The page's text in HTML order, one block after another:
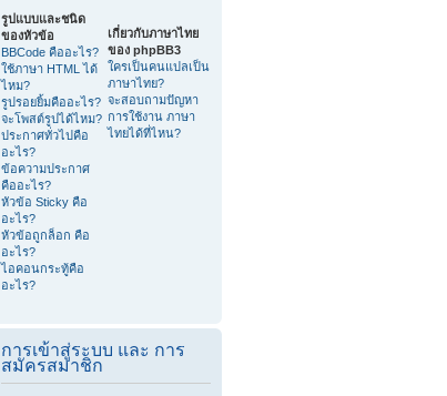
รูปแบบและชนิด
ของหัวข้อ
BBCode คืออะไร?
ใช้ภาษา HTML ได้
ไหม?
รูปรอยยิ้มคืออะไร?
จะโพสต์รูปได้ไหม?
ประกาศทั่วไปคือ
อะไร?
ข้อความประกาศ
คืออะไร?
หัวข้อ Sticky คือ
อะไร?
หัวข้อถูกล็อก คือ
อะไร?
ไอคอนกระทู้คือ
อะไร?
เกี่ยวกับภาษาไทย
ของ phpBB3
ใครเป็นคนแปลเป็น
ภาษาไทย?
จะสอบถามปัญหา
การใช้งาน ภาษา
ไทยได้ที่ไหน?
การเข้าสู่ระบบ และ การ
สมัครสมาชิก